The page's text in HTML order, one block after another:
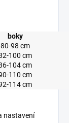
boky
80-98 cm
100 cm
104 cm
110 cm
114 cm
nastavení